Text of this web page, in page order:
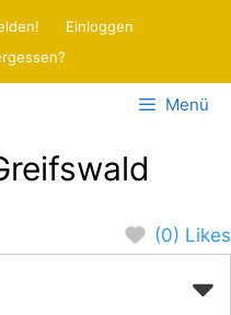
Einloggen
Menü
(0) Likes